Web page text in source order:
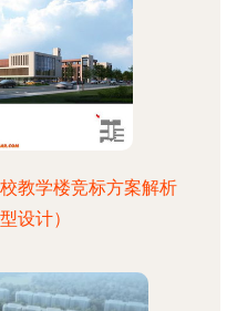
教学楼竞标方案解析
设计）